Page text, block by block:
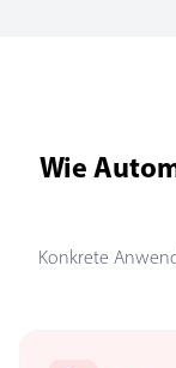
Wie
Konkrete